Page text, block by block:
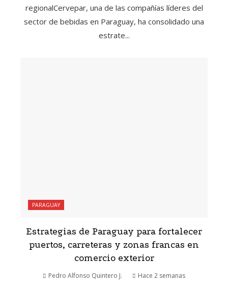
regionalCervepar, una de las compañías líderes del
sector de bebidas en Paraguay, ha consolidado una
estrate...
PARAGUAY
Estrategias de Paraguay para fortalecer
puertos, carreteras y zonas francas en
comercio exterior
Pedro Alfonso Quintero J. Hace 2 semanas